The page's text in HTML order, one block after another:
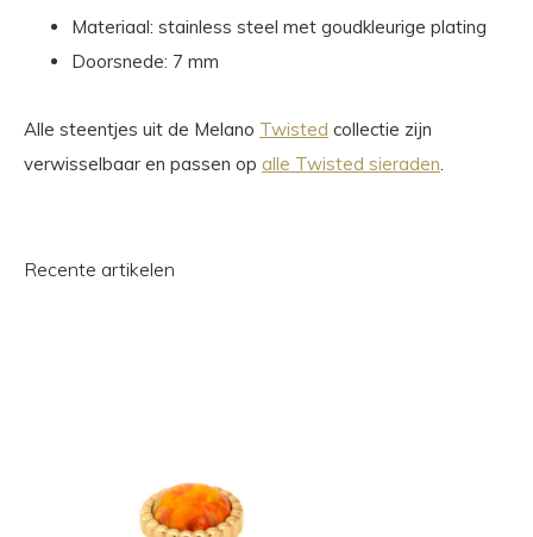
Materiaal: stainless steel met goudkleurige plating
Doorsnede: 7 mm
Alle steentjes uit de Melano Twisted collectie zijn
verwisselbaar en passen op alle Twisted sieraden
Recente artikelen